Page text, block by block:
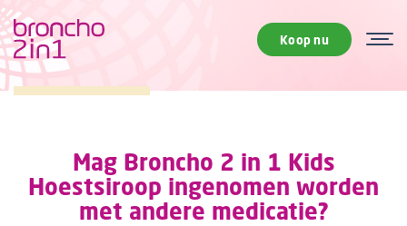
Koop nu
Mag Broncho 2 in 1 Kids
Hoestsiroop ingenomen worden
met andere medicatie?